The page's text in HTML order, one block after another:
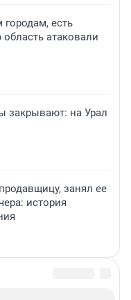
есть
атаковали
закрывают: на Урал
занял ее
история